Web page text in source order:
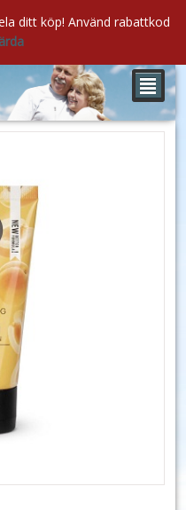
²
ditt köp! Använd rabattkod